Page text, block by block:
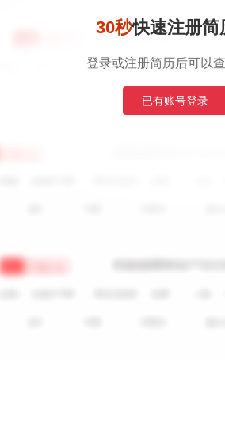
30秒快速注册简
登录或注册简历后可以
已有账号登录